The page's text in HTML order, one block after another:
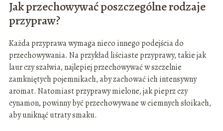
Jak przechowywać poszczególne rodzaje
przypraw?
Każda przyprawa wymaga nieco innego podejścia do
przechowywania. Na przykład liściaste przyprawy, takie jak
laur czy szałwia, najlepiej przechowywać w szczelnie
zamkniętych pojemnikach, aby zachować ich intensywny
aromat. Natomiast przyprawy mielone, jak pieprz czy
cynamon, powinny być przechowywane w ciemnych słoikach,
aby uniknąć utraty smaku.